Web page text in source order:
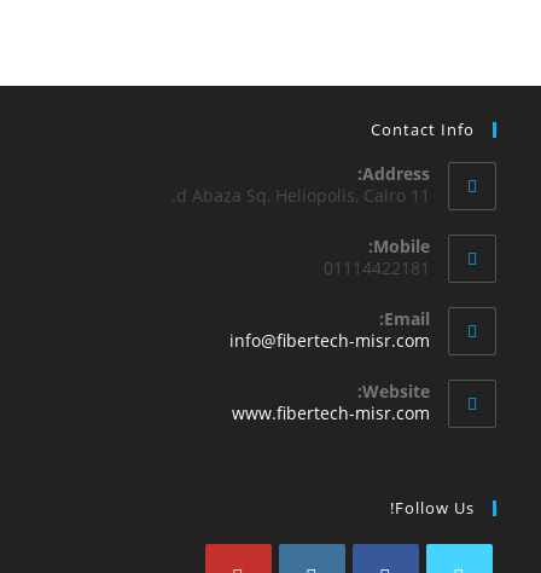
Contact Info
Address:
11 d Abaza Sq, Heliopolis, Cairo.
Mobile:
01114422181
Email:
info@fibertech-misr.com
Website:
www.fibertech-misr.com
Follow Us!